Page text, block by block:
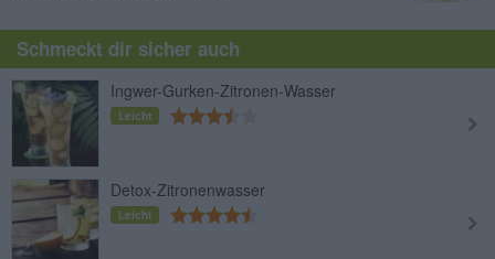
Schmeckt dir sicher auch
Ingwer-Gurken-Zitronen-Wasser
Leicht
Detox-Zitronenwasser
Leicht